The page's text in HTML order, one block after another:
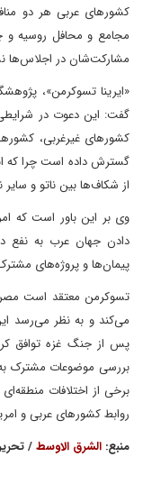
کشورهای عربی هر دو
مجامع و محافل روسیه و
مشارکت‌شان در اجلاس‌ها
«ایرینا تسوکرمن»،
گفت: این دعوت در
کشورهای غیرغربی،
گسترش داده است چرا که
از شکاف‌ها بین ناتو و
وی بر این باور است که
دادن جهان عرب به نفع
پیمان‌ها و پروژه‌های
تسوکرمن معتقد است مصر
می‌کند و به نظر می‌رسد
پس از جنگ غزه توافق
بررسی موضوعات مشترک
برخی از اختلافات
روابط کشورهای عربی و
منبع: الشرق الاوسط/